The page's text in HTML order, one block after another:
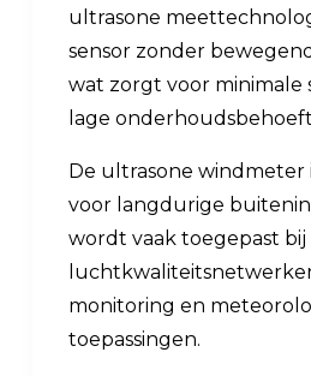
ultrasone
sensor zonder
wat zorgt voor minimale
lage
De ultrasone windmeter
voor langdurige
wordt vaak toegepast bij
monitoring en
toepassingen.